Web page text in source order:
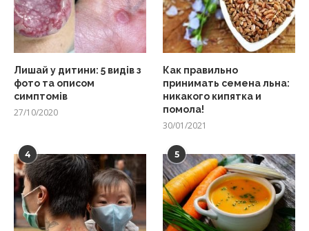
Лишай у дитини: 5 видів з
фото та описом
симптомів
27/10/2020
Как правильно
принимать семена льна:
никакого кипятка и
помола!
30/01/2021
4 5